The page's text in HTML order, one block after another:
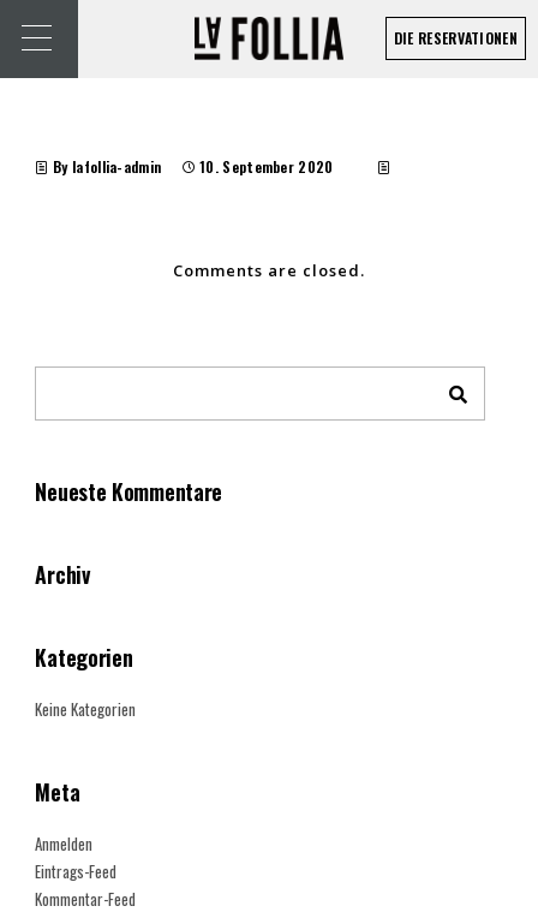
DIE RESERVATIONEN
By lafollia-admin 10. September 2020
Comments are closed.
Neueste Kommentare
Archiv
Kategorien
Keine Kategorien
Meta
Anmelden
Eintrags-Feed
Kommentar-Feed